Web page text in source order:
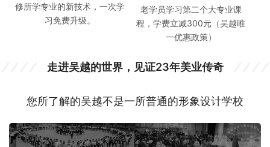
修所学专业的新技术，一次学
习免费升级。
老学员学习第二个大专业课
程，学费立减300元（吴越唯
一优惠政策）
走进吴越的世界，见证23年美业传奇
您所了解的吴越不是一所普通的形象设计学校